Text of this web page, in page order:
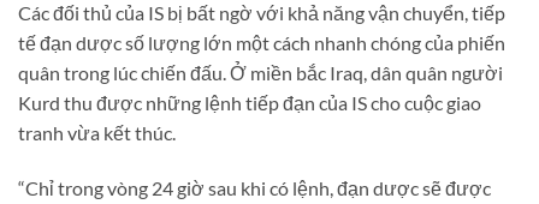
Các đối thủ của IS bị bất ngờ với khả năng vận chuyển, tiếp
tế đạn dược số lượng lớn một cách nhanh chóng của phiến
quân trong lúc chiến đấu. Ở miền bắc Iraq, dân quân người
Kurd thu được những lệnh tiếp đạn của IS cho cuộc giao
tranh vừa kết thúc.
“Chỉ trong vòng 24 giờ sau khi có lệnh, đạn dược sẽ được